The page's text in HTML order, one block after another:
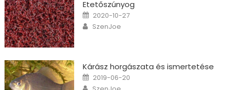
Etetőszúnyog
Posted on
2020-10-27
Author
SzenJoe
Kárász horgászata és ismertetése
Posted on
2019-06-20
Author